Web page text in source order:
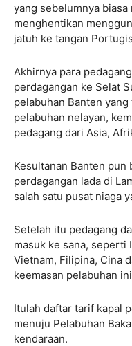
yang sebelumnya biasa
menghentikan
jatuh ke tangan
Akhirnya para
perdagangan ke Selat
pelabuhan Banten
pelabuhan nelayan,
pedagang dari Asia,
Kesultanan Banten
perdagangan lada di
salah satu pusat niaga
Setelah itu pedagang
masuk ke sana, seperti
Vietnam, Filipina, Cina
keemasan pelabuhan
Itulah daftar tarif kapal
menuju Pelabuhan
kendaraan.